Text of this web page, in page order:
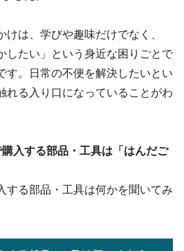
けは、学びや趣味だけでなく、
したい」という身近な困りごとで
す。日常の不便を解決したいとい
れる入り口になっていることがわ
入する部品・工具は「はんだご
する部品・工具は何かを聞いてみ